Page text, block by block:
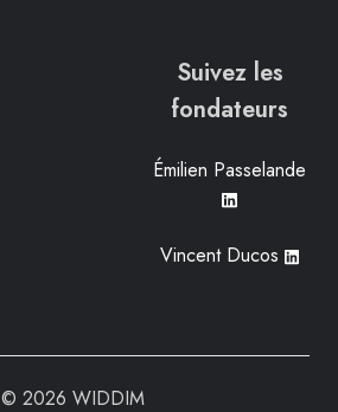
Suivez les
fondateurs
Émilien Passelande
Vincent Ducos
© 2026 WIDDIM